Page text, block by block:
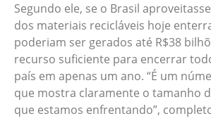
Segundo ele, se o Brasil
dos materiais recicláveis hoje
poderiam ser gerados até R$38
recurso suficiente para encerrar
país em apenas um ano. “É um
que mostra claramente o tamanho
que estamos enfrentando”,